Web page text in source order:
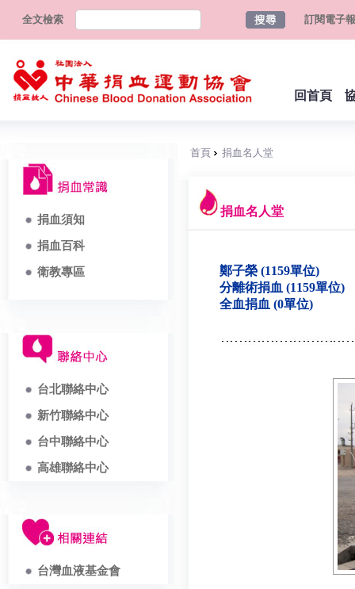
全文檢索 訂閱電子報
回首頁
捐血須知
捐血百科
衛教專區
台北聯絡中心
新竹聯絡中心
台中聯絡中心
高雄聯絡中心
台灣血液基金會
首頁 捐血名人堂
捐血名人堂
鄭子榮 (1159單位)
分離術捐血 (1159單位)
全血捐血 (0單位)